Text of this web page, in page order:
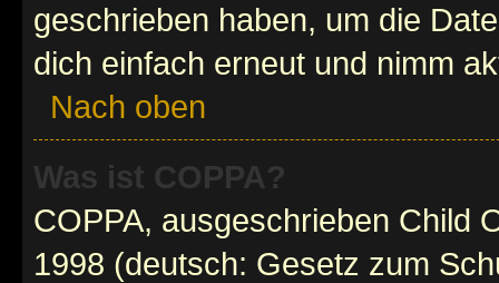
geschrieben haben, um die
dich einfach erneut und nimm
Nach oben
Was ist COPPA?
COPPA, ausgeschrieben Child
1998 (deutsch: Gesetz zum